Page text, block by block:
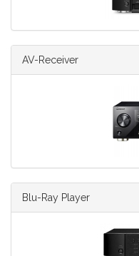
AV-Receiver
Blu-Ray Player